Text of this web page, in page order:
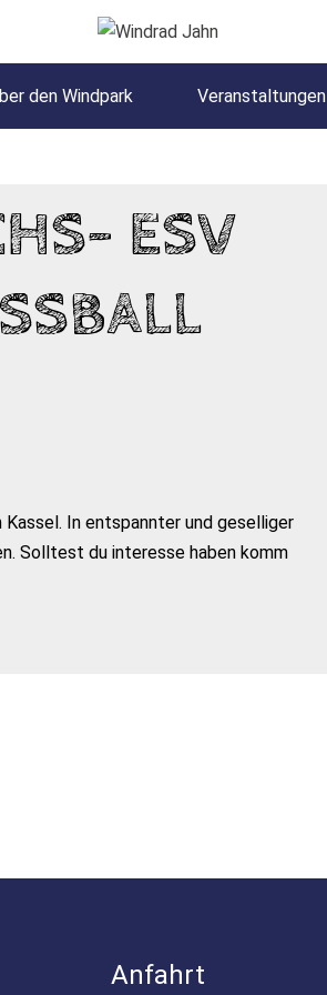
den Windpark Veranstaltungen
ESV
In entspannter und geselliger
Solltest du interesse haben komm
Anfahrt